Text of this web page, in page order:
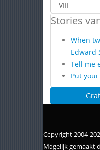
Stories
When
Edward
Tell me
Put
Copyright 2004-
Mogelijk gemaakt